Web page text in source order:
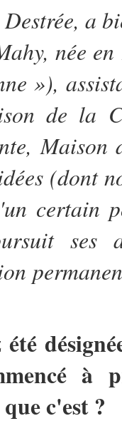
a
née
»),
de la
(dont
certain
été
à
c'est ?